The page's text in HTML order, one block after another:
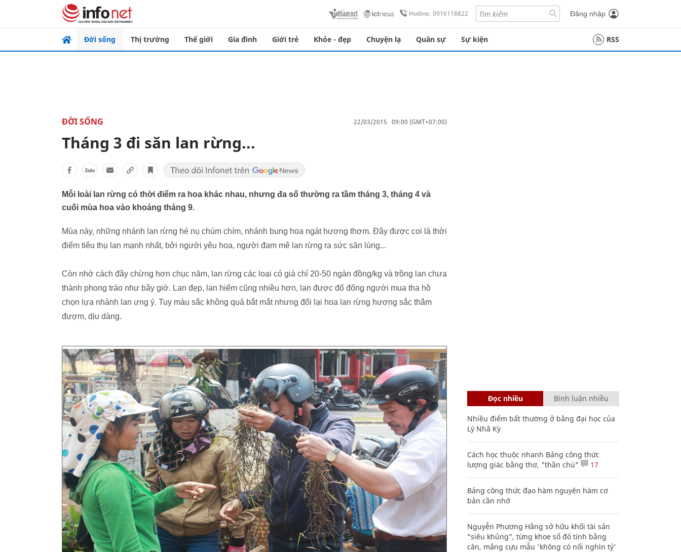
Hotline: 0916118822 Đăng nhập
Đời sống Thị trường Thế giới Gia đình Giới trẻ Khỏe - đẹp Chuyện lạ Quân sự Sự kiện RSS
ĐỜI SỐNG 22/03/2015 09:00 (GMT+07:00)
Tháng 3 đi săn lan rừng...
Mỗi loài lan rừng có thời điểm ra hoa khác nhau, nhưng đa số thường ra tầm tháng 3, tháng 4 và
cuối mùa hoa vào khoảng tháng 9.
Mùa này, những nhánh lan rừng hé nụ chúm chím, nhánh bung hoa ngát hương thơm. Đây được coi là thời
điểm tiêu thụ lan mạnh nhất, bởi người yêu hoa, người đam mê lan rừng ra sức săn lùng...
Còn nhớ cách đây chừng hơn chục năm, lan rừng các loại có giá chỉ 20-50 ngàn đồng/kg và trồng lan chưa
thành phong trào như bây giờ. Lan đẹp, lan hiếm cũng nhiều hơn, lan được đổ đống người mua tha hồ
chọn lựa nhành lan ưng ý. Tuy màu sắc không quá bắt mắt nhưng đổi lại hoa lan rừng hương sắc thắm
đượm, dịu dàng.
Đọc nhiều Bình luận nhiều
Nhiều điểm bất thường ở bằng đại học của
Lý Nhã Kỳ
Cách học thuộc nhanh Bảng công thức
lượng giác bằng thơ, "thần chú"
17
Bảng công thức đạo hàm nguyên hàm cơ
bản cần nhớ
Nguyễn Phương Hằng sở hữu khối tài sản
"siêu khủng", từng khoe sổ đỏ tính bằng
cân, mắng cựu mẫu 'không có nổi nghìn tỷ'